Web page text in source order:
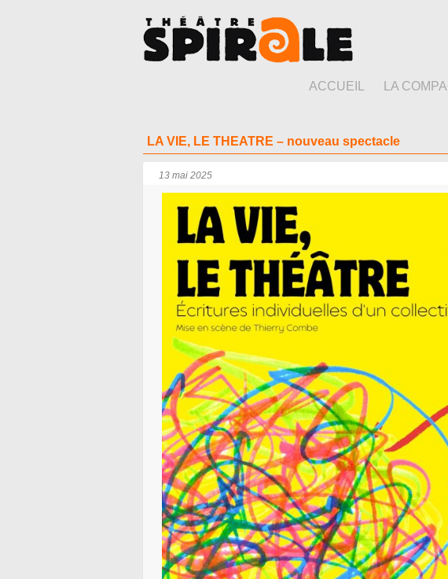
ACCUEIL LA
LA VIE, LE THEATRE – nouveau spectacle
13 mai 2025